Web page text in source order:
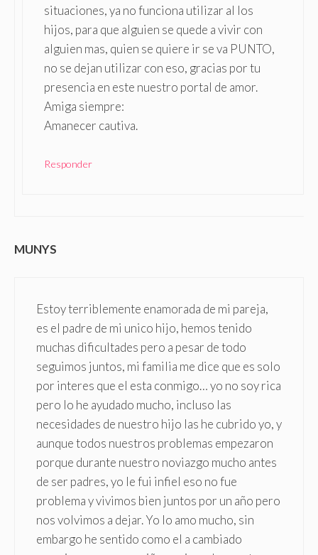
situaciones, ya no funciona utilizar al los
hijos, para que alguien se quede a vivir con
alguien mas, quien se quiere ir se va PUNTO,
no se dejan utilizar con eso, gracias por tu
presencia en este nuestro portal de amor.
Amiga siempre:
Amanecer cautiva.
Responder
MUNYS
Estoy terriblemente enamorada de mi pareja,
es el padre de mi unico hijo, hemos tenido
muchas dificultades pero a pesar de todo
seguimos juntos, mi familia me dice que es solo
por interes que el esta conmigo… yo no soy rica
pero lo he ayudado mucho, incluso las
necesidades de nuestro hijo las he cubrido yo, y
aunque todos nuestros problemas empezaron
porque durante nuestro noviazgo mucho antes
de ser padres, yo le fui infiel eso no fue
problema y vivimos bien juntos por un año pero
nos volvimos a dejar. Yo lo amo mucho, sin
embargo he sentido como el a cambiado